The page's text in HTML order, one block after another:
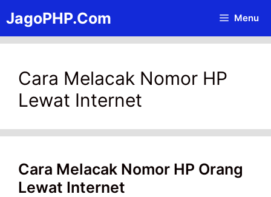
to
content
JagoPHP.Com Menu
Cara Melacak Nomor HP
Lewat Internet
Cara Melacak Nomor HP Orang
Lewat Internet